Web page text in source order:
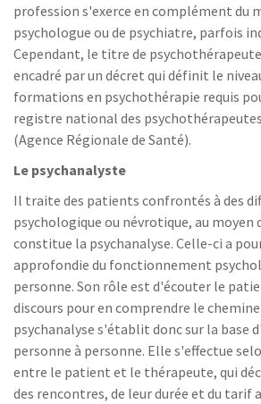
profession s'exerce en complément du
psychologue ou de psychiatre, parfois
Cependant, le titre de
encadré par un décret qui définit le
formations en psychothérapie requis
registre national des
(Agence Régionale de Santé).
Le psychanalyste
Il traite des patients confrontés à des
psychologique ou névrotique, au moyen
constitue la psychanalyse. Celle-ci a
approfondie du fonctionnement
personne. Son rôle est d'écouter le
discours pour en comprendre le
psychanalyse s'établit donc sur la base
personne à personne. Elle s'effectue
entre le patient et le thérapeute, qui
des rencontres, de leur durée et du tarif